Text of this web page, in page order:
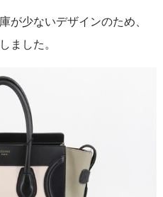
が少ないデザインのため、
ました。